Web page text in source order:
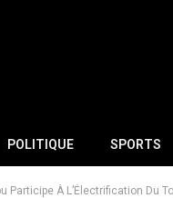
POLITIQUE SPORTS
Participe À L’Électrification Du